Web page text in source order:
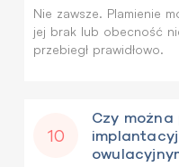
Nie zawsze. Plamienie
jej brak lub obecność
przebiegł prawidłowo.
10
Czy można